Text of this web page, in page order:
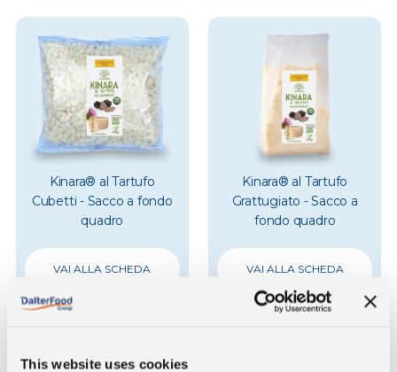
This website uses cookies
Kinara® al Tartufo
Cubetti - Sacco a fondo
quadro
VAI ALLA SCHEDA
Kinara® al Tartufo
Grattugiato - Sacco a
fondo quadro
VAI ALLA SCHEDA